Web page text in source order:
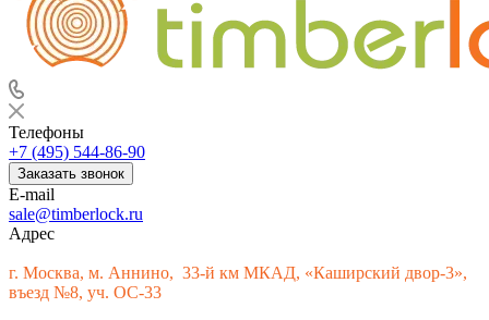
Телефоны
+7 (495) 544-86-90
Заказать звонок
E-mail
sale@timberlock.ru
Адрес
г. Москва, м. Аннино, 33-й км МКАД, «Каширский двор-3»,
въезд №8, уч. ОС-33